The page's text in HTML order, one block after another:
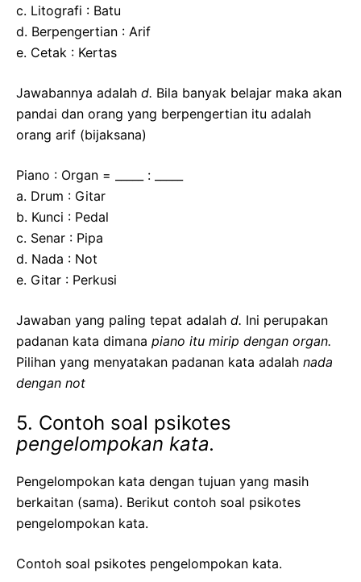
c. Litografi : Batu
d. Berpengertian : Arif
e. Cetak : Kertas
Jawabannya adalah d. Bila banyak belajar maka akan
pandai dan orang yang berpengertian itu adalah
orang arif (bijaksana)
Piano : Organ = _____ : _____
a. Drum : Gitar
b. Kunci : Pedal
c. Senar : Pipa
d. Nada : Not
e. Gitar : Perkusi
Jawaban yang paling tepat adalah d. Ini perupakan
padanan kata dimana piano itu mirip dengan organ.
Pilihan yang menyatakan padanan kata adalah nada
dengan not
5. Contoh soal psikotes
pengelompokan kata.
Pengelompokan kata dengan tujuan yang masih
berkaitan (sama). Berikut contoh soal psikotes
pengelompokan kata.
Contoh soal psikotes pengelompokan kata.